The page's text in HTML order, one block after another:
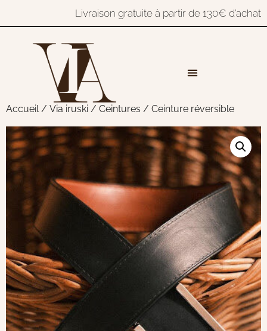
Livraison gratuite à partir de 130€ d’achat
Accueil/ Via iruski / Ceintures / Ceinture réversible